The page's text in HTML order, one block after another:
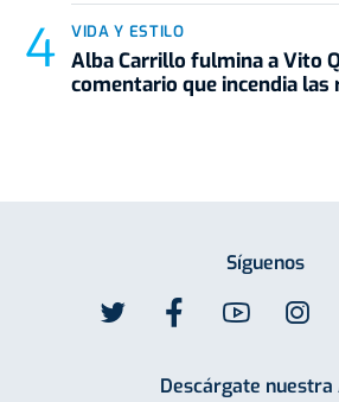
VIDA Y ESTILO
Alba Carrillo fulmina a Vito
comentario que incendia las
Síguenos
Descárgate nuestra